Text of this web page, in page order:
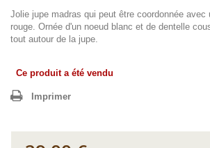
Jolie jupe madras qui peut être coordonnée avec
rouge. Ornée d'un noeud blanc et de dentelle
tout autour de la jupe.
Ce produit a été vendu
Imprimer